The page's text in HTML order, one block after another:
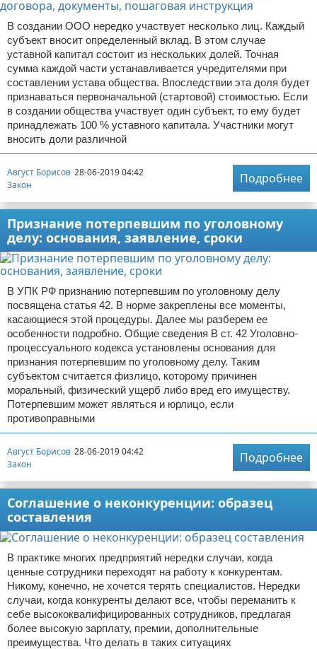
В создании ООО нередко участвует несколько лиц. Каждый
субъект вносит определенный вклад. В этом случае
уставной капитал состоит из нескольких долей. Точная
сумма каждой части устанавливается учредителями при
составлении устава общества. Впоследствии эта доля будет
признаваться первоначальной (стартовой) стоимостью. Если
в создании общества участвует один субъект, то ему будет
принадлежать 100 % уставного капитала. Участники могут
вносить доли различной
Август Борисов 28-06-2019 04:42
Закон
Подробнее
Признание потерпевшим по уголовному
делу: основания, заявление, сроки
В УПК РФ признанию потерпевшим по уголовному делу
посвящена статья 42. В норме закреплены все моменты,
касающиеся этой процедуры. Далее мы разберем ее
особенности подробно. Общие сведения В ст. 42 Уголовно-
процессуального кодекса установлены основания для
признания потерпевшим по уголовному делу. Таким
субъектом считается физлицо, которому причинен
моральный, физический ущерб либо вред его имуществу.
Потерпевшим может являться и юрлицо, если
противоправными
Август Борисов 28-06-2019 04:42
Закон
Подробнее
Соглашение о неконкуренции: образец
составления
В практике многих предприятий нередки случаи, когда
ценные сотрудники переходят на работу к конкурентам.
Никому, конечно, не хочется терять специалистов. Нередки
случаи, когда конкуренты делают все, чтобы переманить к
себе высококвалифицированных сотрудников, предлагая
более высокую зарплату, премии, дополнительные
преимущества. Что делать в таких ситуациях